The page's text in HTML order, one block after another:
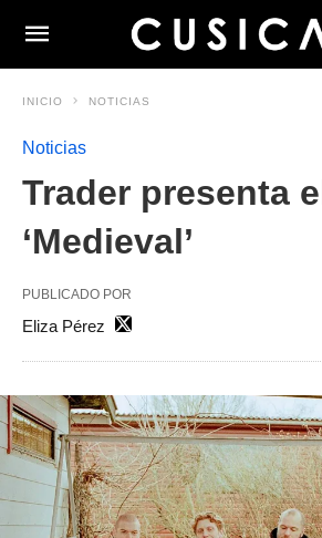
INICIO NOTICIAS
Noticias
Trader presenta
‘Medieval’
PUBLICADO POR
Eliza Pérez